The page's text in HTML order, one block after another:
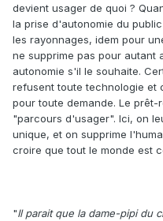
devient usager de quoi ?
la prise d'autonomie du
les rayonnages, idem pour
ne supprime pas pour autant
autonomie s'il le souhaite.
refusent toute technologie et
pour toute demande. Le
"parcours d'usager". Ici, on
unique, et on supprime
croire que tout le monde est
"Il parait que la dame-pipi du